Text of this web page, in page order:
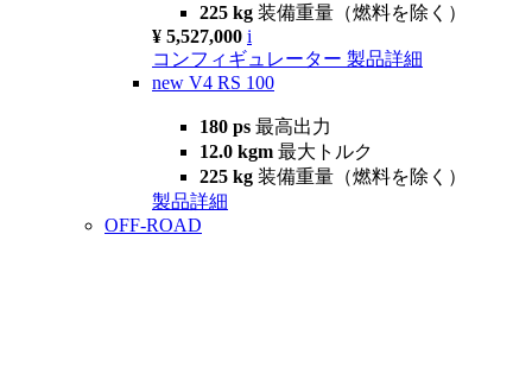
225 kg 装備重量（燃料を除く）
¥ 5,527,000 i
コンフィギュレーター 製品詳細
new V4 RS 100
180 ps 最高出力
12.0 kgm 最大トルク
225 kg 装備重量（燃料を除く）
製品詳細
OFF-ROAD